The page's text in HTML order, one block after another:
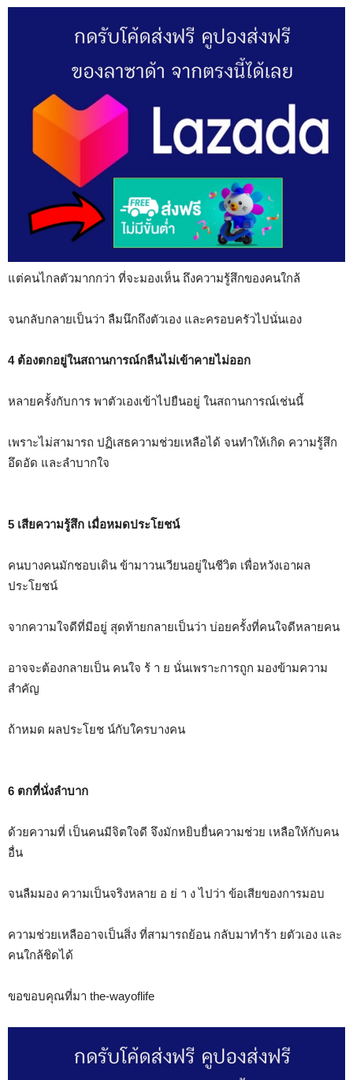
แต่คนไกลตัวมากกว่า ที่จะมองเห็น ถึงความรู้สึกของคนใกล้
จนกลับกลายเป็นว่า ลืมนึกถึงตัวเอง และครอบครัวไปนั่นเอง
4 ต้องตกอยู่ในสถานการณ์กลืนไม่เข้าคายไม่ออก
หลายครั้งกับการ พาตัวเองเข้าไปยืนอยู่ ในสถานการณ์เช่นนี้
เพราะไม่สามารถ ปฏิเสธความช่วยเหลือได้ จนทำให้เกิด ความรู้สึก
อึดอัด และลำบากใจ
5 เสียความรู้สึก เมื่อหมดประโยชน์
คนบางคนมักชอบเดิน ข้ามาวนเวียนอยู่ในชีวิต เพื่อหวังเอาผล
ประโยชน์
จากความใจดีที่มีอยู่ สุดท้ายกลายเป็นว่า บ่อยครั้งที่คนใจดีหลายคน
อาจจะต้องกลายเป็น คนใจ ร้ า ย นั่นเพราะการถูก มองข้ามความ
สำคัญ
ถ้าหมด ผลประโยช น์กับใครบางคน
6 ตกที่นั่งลำบาก
ด้วยความที่ เป็นคนมีจิตใจดี จึงมักหยิบยื่นความช่วย เหลือให้กับคน
อื่น
จนลืมมอง ความเป็นจริงหลาย อ ย่ า ง ไปว่า ข้อเสียของการมอบ
ความช่วยเหลืออาจเป็นสิ่ง ที่สามารถย้อน กลับมาทำร้า ยตัวเอง และ
คนใกล้ชิดได้
ขอขอบคุณที่มา the-wayoflife